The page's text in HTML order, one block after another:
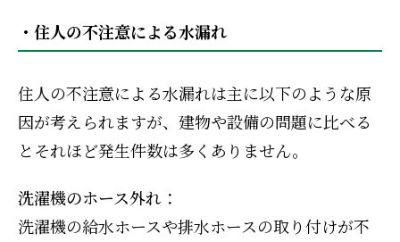
・住人の不注意による水漏れ
住人の不注意による水漏れは主に以下のような原
因が考えられますが、建物や設備の問題に比べる
とそれほど発生件数は多くありません。
洗濯機のホース外れ：
洗濯機の給水ホースや排水ホースの取り付けが不